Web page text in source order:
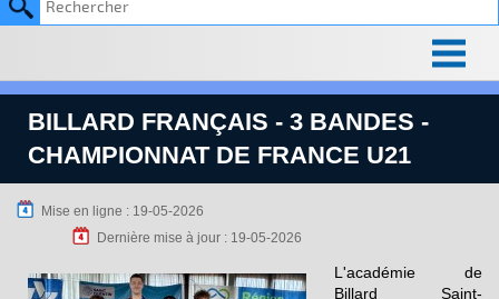
BILLARD FRANÇAIS - 3 BANDES -
CHAMPIONNAT DE FRANCE U21
Mise en ligne : 19-05-2026
Dernière mise à jour : 19-05-2026
L'académie de
Billard Saint-